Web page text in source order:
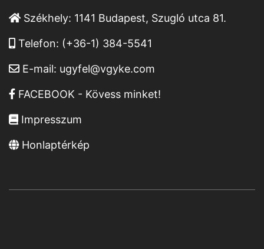
Székhely: 1141 Budapest, Szugló utca 81.
Telefon: (+36-1) 384-5541
E-mail: ugyfel@vgyke.com
FACEBOOK - Kövess minket!
Impresszum
Honlaptérkép